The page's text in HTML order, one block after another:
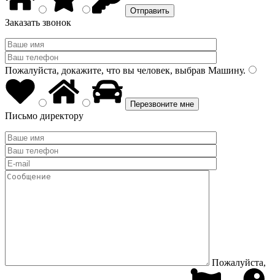
Заказать звонок
Пожалуйста, докажите, что вы человек, выбрав Машину.
Письмо директору
Пожалуйста,